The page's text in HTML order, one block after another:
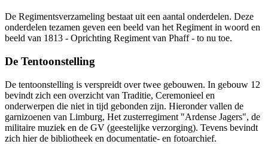
De Regimentsverzameling bestaat uit een aantal onderdelen. Deze
onderdelen tezamen geven een beeld van het Regiment in woord en
beeld van 1813 - Oprichting Regiment van Phaff - to nu toe.
De Tentoonstelling
De tentoonstelling is verspreidt over twee gebouwen. In gebouw 12
bevindt zich een overzicht van Traditie, Ceremonieel en
onderwerpen die niet in tijd gebonden zijn. Hieronder vallen de
garnizoenen van Limburg, Het zusterregiment "Ardense Jagers", de
militaire muziek en de GV (geestelijke verzorging). Tevens bevindt
zich hier de bibliotheek en documentatie- en fotoarchief.